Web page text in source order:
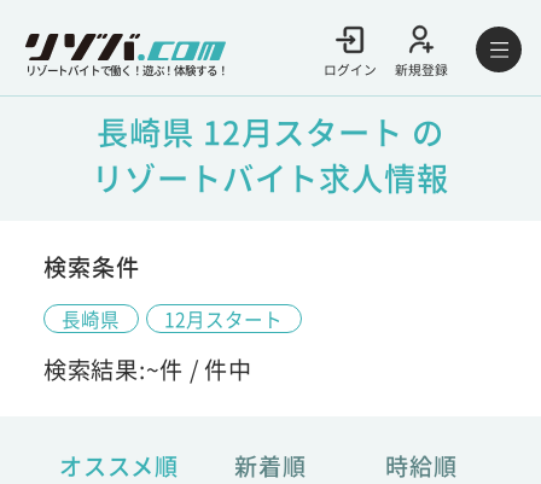
リゾートバイトで働く！遊ぶ！体験する！ ログイン 新規登録
長崎県 12月スタート の
リゾートバイト求人情報
検索条件
長崎県 12月スタート
検索結果:~件 /件中
オススメ順 新着順 時給順